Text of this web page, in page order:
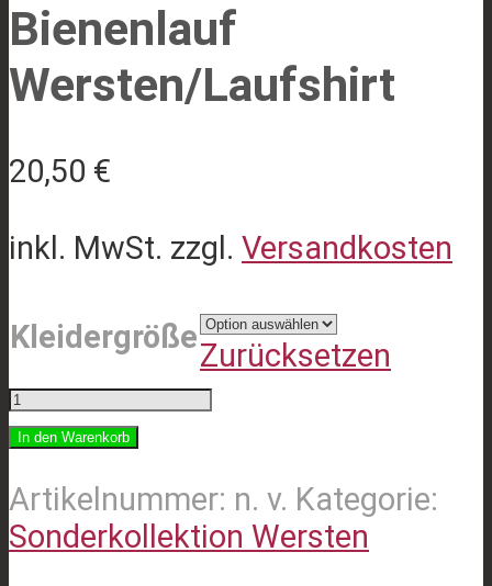
Bienenlauf
Wersten/Laufshirt
20,50 €
inkl. MwSt. zzgl. Versandkosten
KleidergrößeZurücksetzen
Bienenlauf
Wersten/Laufshirt
In den Warenkorb
Artikelnummer: n. v. Kategorie:
Sonderkollektion Wersten